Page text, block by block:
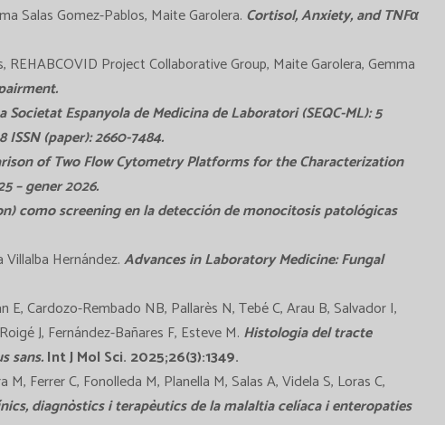
Salas Gomez-Pablos, Maite Garolera. Cortisol, Anxiety, and TNFα
REHABCOVID Project Collaborative Group, Maite Garolera, Gemma
Societat Espanyola de Medicina de Laboratori (SEQC-ML): 5
(paper): 2660-7484.
of Two Flow Cytometry Platforms for the Characterization
– gener 2026.
como screening en la detección de monocitosis patológicas
Hernández.Advances in Laboratory Medicine: Fungal
E, Cardozo-Rembado NB, Pallarès N, Tebé C, Arau B, Salvador I,
J, Fernández-Bañares F, Esteve M. Histologia del tracte
sans.Int J Mol Sci. 2025;26(3):1349.
Ferrer C, Fonolleda M, Planella M, Salas A, Videla S, Loras C,
diagnòstics i terapèutics de la malaltia celíaca i enteropaties